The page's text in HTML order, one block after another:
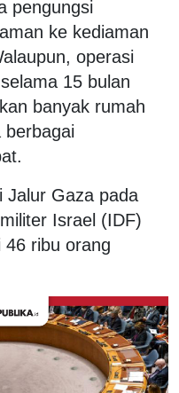
pengungsi
ke kediaman
operasi
15 bulan
banyak rumah
Jalur Gaza pada
Israel (IDF)
46 ribu orang